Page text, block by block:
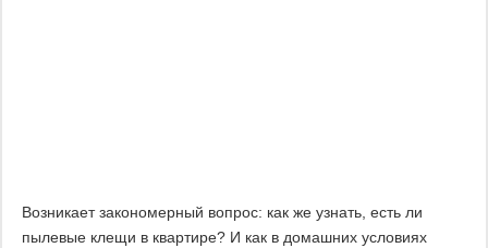
Возникает закономерный вопрос: как же узнать, есть ли
пылевые клещи в квартире? И как в домашних условиях